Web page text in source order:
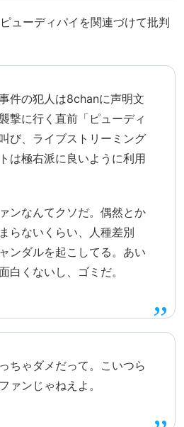
ューディパイを関連づけて批判
件の犯人は8chanに声明文
撃に行く直前「ピューディ
び、ライブストリーミング
は極右派に良いように利用
ンなんてクソだ。偶然とか
らないくらい、人種差別
ンダルを起こしてる。あい
白くないし、ゴミだ。
ちゃダメだって。こいつら
ァンじゃねえよ。